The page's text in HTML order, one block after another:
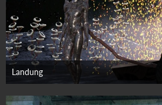
Landung
8. August 2025